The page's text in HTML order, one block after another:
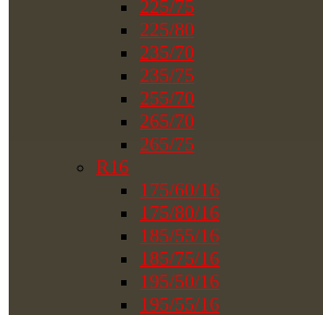
225/75
225/80
235/70
235/75
255/70
265/70
265/75
R16
175/60/16
175/80/16
185/55/16
185/75/16
195/50/16
195/55/16